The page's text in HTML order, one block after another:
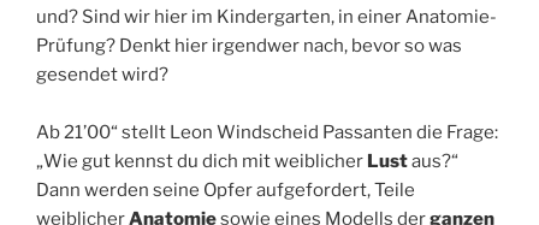
und? Sind wir hier im Kindergarten, in einer Anatomie-
Prüfung? Denkt hier irgendwer nach, bevor so was
gesendet wird?
Ab 21’00“ stellt Leon Windscheid Passanten die Frage:
„Wie gut kennst du dich mit weiblicher Lustaus?“
Dann werden seine Opfer aufgefordert, Teile
weiblicherAnatomiesowie eines Modells derganzen